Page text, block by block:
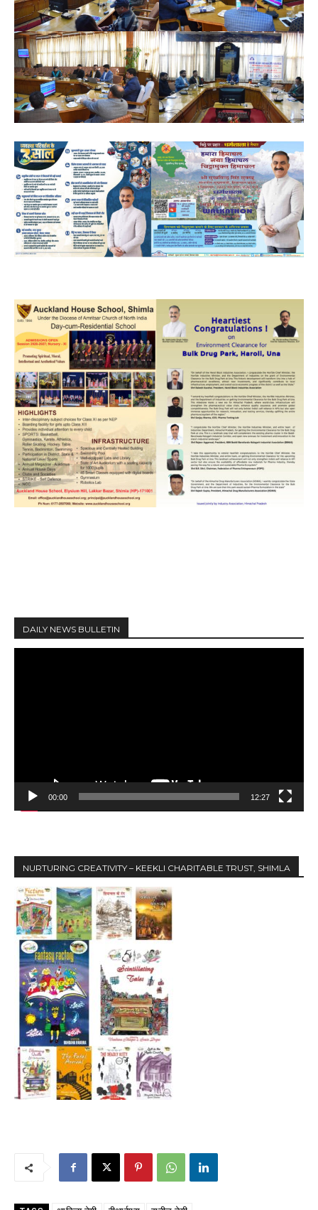
DAILY NEWS BULLETIN
a
e
00:00 12:27
NURTURING CREATIVITY – KEEKLI CHARITABLE TRUST, SHIMLA